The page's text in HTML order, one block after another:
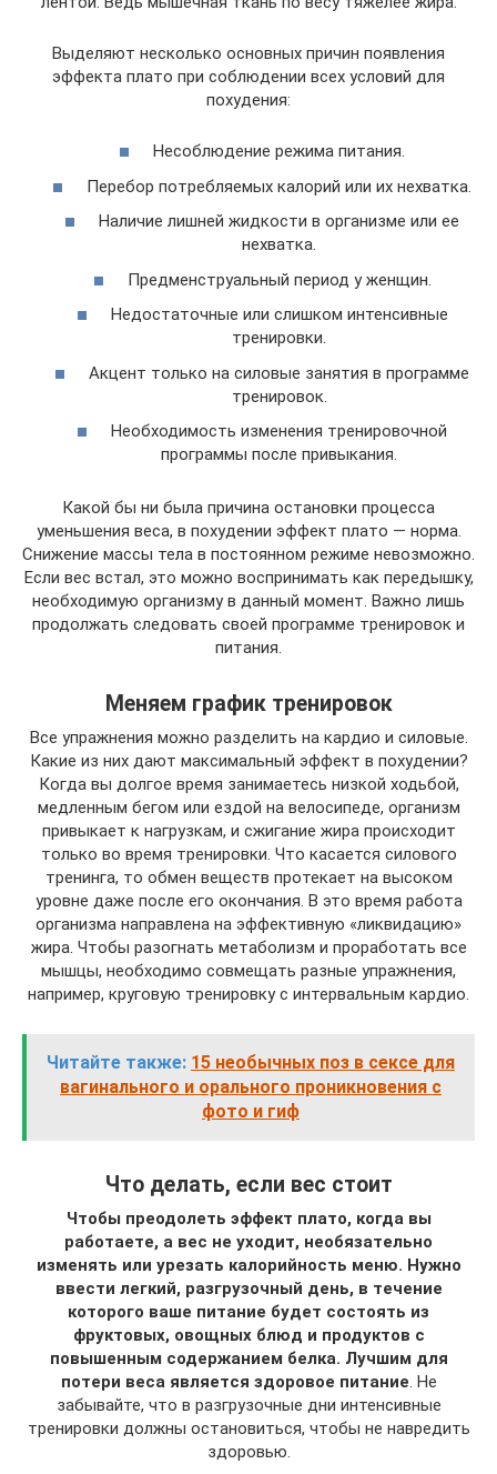
Выделяют несколько основных причин появления
эффекта плато при соблюдении всех условий для
похудения:
Несоблюдение режима питания.
Перебор потребляемых калорий или их нехватка.
Наличие лишней жидкости в организме или ее
нехватка.
Предменструальный период у женщин.
Недостаточные или слишком интенсивные
тренировки.
Акцент только на силовые занятия в программе
тренировок.
Необходимость изменения тренировочной
программы после привыкания.
Какой бы ни была причина остановки процесса
уменьшения веса, в похудении эффект плато — норма.
Снижение массы тела в постоянном режиме невозможно.
Если вес встал, это можно воспринимать как передышку,
необходимую организму в данный момент. Важно лишь
продолжать следовать своей программе тренировок и
питания.
Меняем график тренировок
Все упражнения можно разделить на кардио и силовые.
Какие из них дают максимальный эффект в похудении?
Когда вы долгое время занимаетесь низкой ходьбой,
медленным бегом или ездой на велосипеде, организм
привыкает к нагрузкам, и сжигание жира происходит
только во время тренировки. Что касается силового
тренинга, то обмен веществ протекает на высоком
уровне даже после его окончания. В это время работа
организма направлена на эффективную «ликвидацию»
жира. Чтобы разогнать метаболизм и проработать все
мышцы, необходимо совмещать разные упражнения,
например, круговую тренировку с интервальным кардио.
Читайте также: 15 необычных поз в сексе для
вагинального и орального проникновения с
фото и гиф
Что делать, если вес стоит
Чтобы преодолеть эффект плато, когда вы
работаете, а вес не уходит, необязательно
изменять или урезать калорийность меню. Нужно
ввести легкий, разгрузочный день, в течение
которого ваше питание будет состоять из
фруктовых, овощных блюд и продуктов с
повышенным содержанием белка. Лучшим для
потери веса является здоровое питание. Не
забывайте, что в разгрузочные дни интенсивные
тренировки должны остановиться, чтобы не навредить
здоровью.